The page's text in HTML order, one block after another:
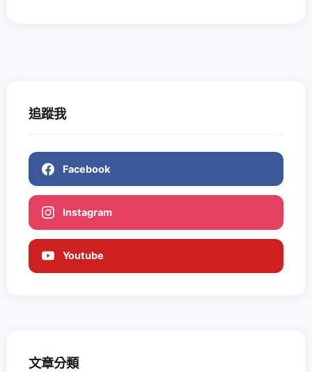
追蹤我
Facebook
Instagram
Youtube
文章分類